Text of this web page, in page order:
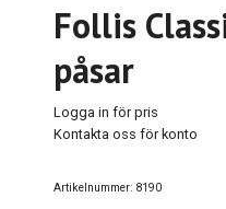
Follis
påsar
Logga in för pris
Kontakta oss för konto
Artikelnummer: 8190